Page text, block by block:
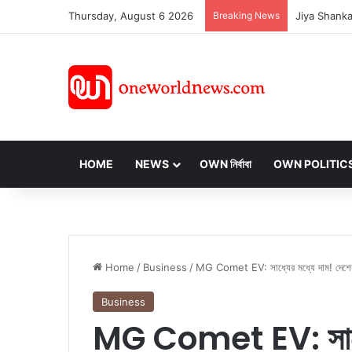
Thursday, August 6 2026 Breaking News
HOME NEWS OWN নির্বাবা OWN
Home / Business / MG Comet EV: সাধ্যের মধ্যে দাম!
Business
MG Comet EV: